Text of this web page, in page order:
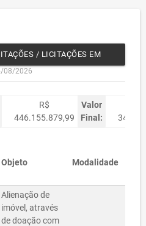
/ LICITAÇÕES EM
open_in_new
08/2026
R$
446.155.879,99
Valor
Final:
Objeto Modalidade
Alienação de
imóvel, através
de doação com